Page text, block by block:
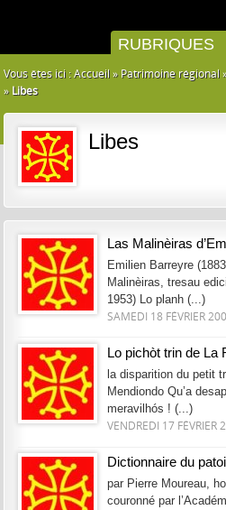
Vous êtes ici :Accueil » Patrimoine régional
» Libes
Libes
Las Malinèiras
Emilien Barreyre
Malinèiras, tresau
1953) Lo planh (...)
SAMEDI 18 FÉVRIER
Lo pichòt trin de La
la disparition du petit
Mendiondo Qu’a
meravilhós ! (...)
VENDREDI 17 FÉVRIER
Dictionnaire du
par Pierre Moureau,
couronné par